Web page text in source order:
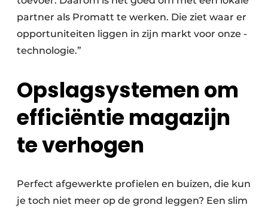
partner als Promatt te werken. Die ziet waar er
opportuniteiten liggen in zijn markt voor onze ­
technologie.”
Opslagsystemen om
efficiëntie magazijn
te verhogen
Perfect afgewerkte profielen en buizen, die kun
je toch niet meer op de grond leggen? Een slim